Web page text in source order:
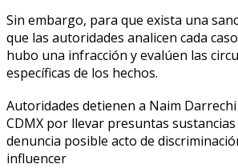
Sin embargo, para que exista una
que las autoridades analicen cada
hubo una infracción y evalúen las
específicas de los hechos.
Autoridades detienen a Naim Darrechi
CDMX por llevar presuntas
denuncia posible acto de
influencer